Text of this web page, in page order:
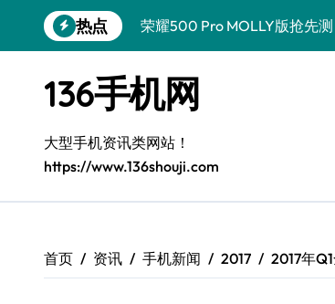
到
热点
荣耀500 Pro MOLLY版抢先
OPPO Find X9 Pro深度揭秘
vivo S50 Pro mini来袭！小屏
REDMI K90深度揭秘：性能
华为nova 15 Ultra新功能解锁
三星W26重磅来袭！速览资
136手机网
大型手机资讯类网站！
https://www.136shouji.com
首页 资讯 手机新闻 2017 2017年